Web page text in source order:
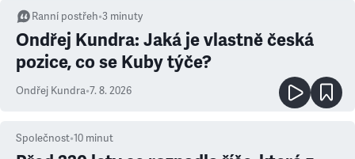
Ranní postřeh•3 minuty
Ondřej Kundra: Jaká je vlastně česká
pozice, co se Kuby týče?
Ondřej Kundra•7. 8. 2026
Společnost•10 minut